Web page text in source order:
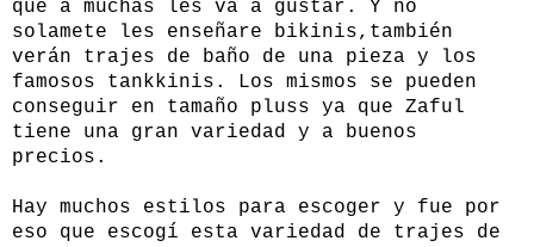
que a muchas les va a gustar. Y no
solamete les enseñare bikinis,también
verán trajes de baño de una pieza y los
famosos tankkinis. Los mismos se pueden
conseguir en tamaño pluss ya que Zaful
tiene una gran variedad y a buenos
precios.
Hay muchos estilos para escoger y fue por
eso que escogí esta variedad de trajes de